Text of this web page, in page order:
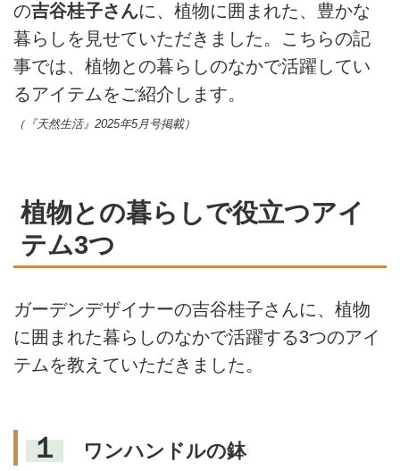
の吉谷桂子さんに、植物に囲まれた、豊かな
暮らしを見せていただきました。こちらの記
事では、植物との暮らしのなかで活躍してい
るアイテムをご紹介します。
（『天然生活』2025年5月号掲載）
植物との暮らしで役立つアイ
テム3つ
ガーデンデザイナーの吉谷桂子さんに、植物
に囲まれた暮らしのなかで活躍する3つのアイ
テムを教えていただきました。
１ ワンハンドルの鉢